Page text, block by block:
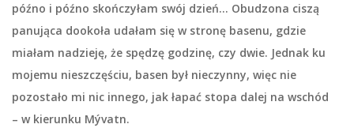
późno i późno skończyłam swój dzień… Obudzona ciszą
panująca dookoła udałam się w stronę basenu, gdzie
miałam nadzieję, że spędzę godzinę, czy dwie. Jednak ku
mojemu nieszczęściu, basen był nieczynny, więc nie
pozostało mi nic innego, jak łapać stopa dalej na wschód
– w kierunku Mývatn.